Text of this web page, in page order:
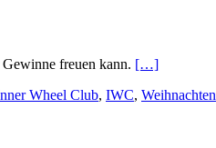
freuen kann. […]
Wheel Club, IWC, Weihnachten